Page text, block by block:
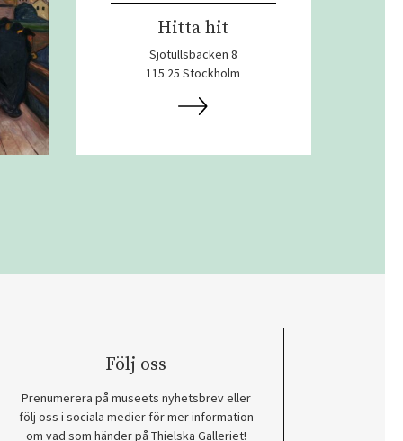
Hitta hit
Sjötullsbacken 8
115 25 Stockholm
Följ oss
Prenumerera på museets nyhetsbrev eller
följ oss i sociala medier för mer information
om vad som händer på Thielska Galleriet!